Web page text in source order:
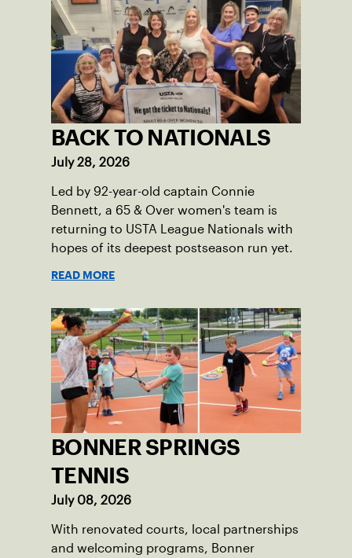
BACK TO NATIONALS
July 28, 2026
Led by 92-year-old captain Connie
Bennett, a 65 & Over women's team is
returning to USTA League Nationals with
hopes of its deepest postseason run yet.
READ MORE
BONNER SPRINGS
TENNIS
July 08, 2026
With renovated courts, local partnerships
and welcoming programs, Bonner